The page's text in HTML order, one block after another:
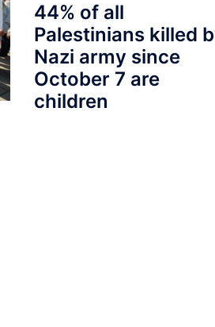
44% of all
Palestinians killed
Nazi army since
October 7 are
children